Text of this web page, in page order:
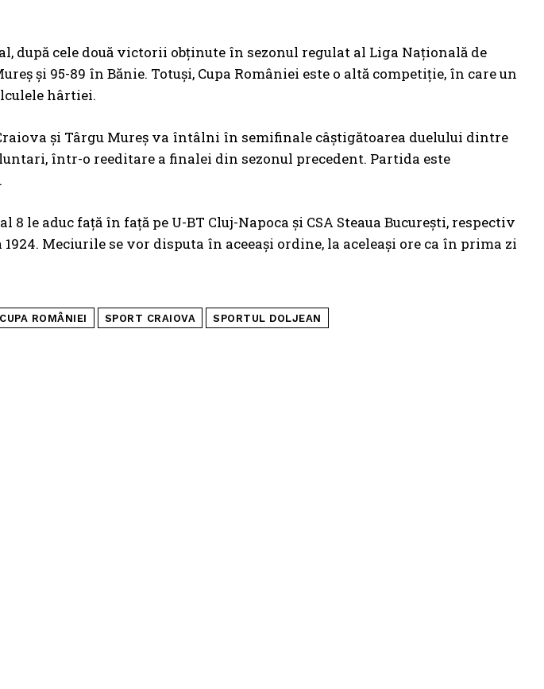
după cele două victorii obținute în sezonul regulat al Liga Națională de
și 95-89 în Bănie. Totuși, Cupa României este o altă competiție, în care un
hârtiei.
și Târgu Mureș va întâlni în semifinale câștigătoarea duelului dintre
într-o reeditare a finalei din sezonul precedent. Partida este
le aduc față în față pe U-BT Cluj-Napoca și CSA Steaua București, respectiv
1924. Meciurile se vor disputa în aceeași ordine, la aceleași ore ca în prima zi
ROMÂNIEI SPORT CRAIOVA SPORTUL DOLJEAN